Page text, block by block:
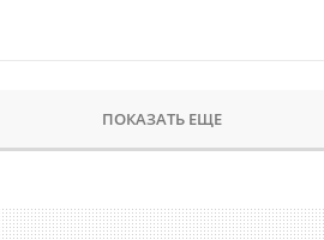
ПОКАЗАТЬ ЕЩЕ